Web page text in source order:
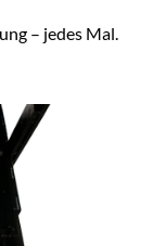
– jedes Mal.